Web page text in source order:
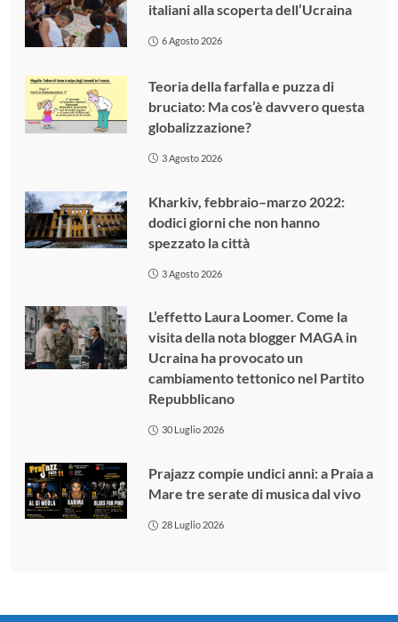
italiani alla scoperta dell’Ucraina
6 Agosto 2026
Teoria della farfalla e puzza di
bruciato: Ma cos’è davvero questa
globalizzazione?
3 Agosto 2026
Kharkiv, febbraio–marzo 2022:
dodici giorni che non hanno
spezzato la città
3 Agosto 2026
L’effetto Laura Loomer. Come la
visita della nota blogger MAGA in
Ucraina ha provocato un
cambiamento tettonico nel Partito
Repubblicano
30 Luglio 2026
Prajazz compie undici anni: a Praia a
Mare tre serate di musica dal vivo
28 Luglio 2026